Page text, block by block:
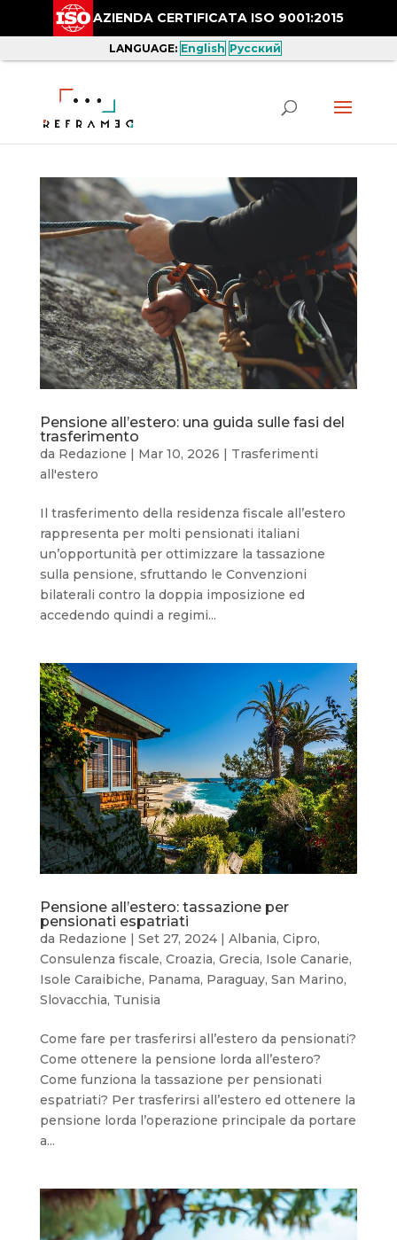
Pensione all’estero: una guida sulle fasi del
trasferimento
da Redazione | Mar 10, 2026 | Trasferimenti
all'estero
Il trasferimento della residenza fiscale all’estero
rappresenta per molti pensionati italiani
un’opportunità per ottimizzare la tassazione
sulla pensione, sfruttando le Convenzioni
bilaterali contro la doppia imposizione ed
accedendo quindi a regimi...
Pensione all’estero: tassazione per
pensionati espatriati
da Redazione Set 27, 2024| Albania, Cipro,
Consulenza fiscale, Croazia, Grecia, Isole Canarie,
Isole Caraibiche, Panama, Paraguay, San Marino,
Slovacchia, Tunisia
Come fare per trasferirsi all’estero da pensionati?
Come ottenere la pensione lorda all’estero?
Come funziona la tassazione per pensionati
espatriati? Per trasferirsi all’estero ed ottenere la
pensione lorda l’operazione principale da portare
a...
AZIENDA CERTIFICATA ISO 9001:2015
LANGUAGE: English Русский